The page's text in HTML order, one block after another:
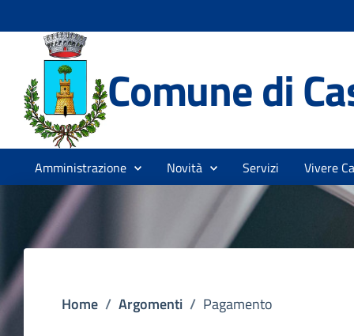
Comune di
Amministrazione Novità Servizi Vivere
Home / Argomenti / Pagamento